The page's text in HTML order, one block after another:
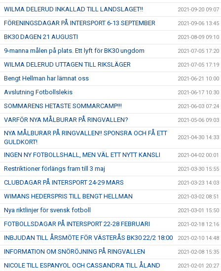
WILMA DELERUD INKALLAD TILL LANDSLAGET!! 2021-09-20 09:07
FÖRENINGSDAGAR PÅ INTERSPORT 6-13 SEPTEMBER 2021-09-06 13:45
BK30 DAGEN 21 AUGUSTI 2021-08-09 09:10
9-manna målen på plats. Ett lyft för BK30 ungdom 2021-07-05 17:20
WILMA DELERUD UTTAGEN TILL RIKSLÄGER 2021-07-05 17:19
Bengt Hellman har lämnat oss 2021-06-21 10:00
Avslutning Fotbollslekis 2021-06-17 10:30
SOMMARENS HETASTE SOMMARCAMP!!! 2021-06-03 07:24
VARFÖR NYA MÅLBURAR PÅ RINGVALLEN? 2021-05-06 09:03
NYA MÅLBURAR PÅ RINGVALLEN!! SPONSRA OCH FÅ ETT
GULDKORT!
2021-04-30 14:33
INGEN NY FOTBOLLSHALL, MEN VÄL ETT NYTT KANSLI 2021-04-02 00:01
Restriktioner förlängs fram till 3 maj 2021-03-30 15:55
CLUBDAGAR PÅ INTERSPORT 24-29 MARS 2021-03-23 14:03
WIMANS HEDERSPRIS TILL BENGT HELLMAN 2021-03-02 08:51
Nya riktlinjer för svensk fotboll 2021-03-01 15:50
FOTBOLLSDAGAR PÅ INTERSPORT 22-28 FEBRUARI 2021-02-18 12:16
INBJUDAN TILL ÅRSMÖTE FÖR VÄSTERÅS BK30 22/2 18:00 2021-02-10 14:48
INFORMATION OM SNÖRÖJNING PÅ RINGVALLEN 2021-02-08 15:35
NICOLE TILL ESPANYOL OCH CASSANDRA TILL ÅLAND 2021-02-01 20:27